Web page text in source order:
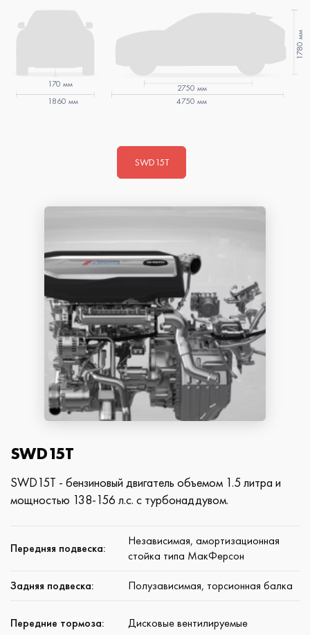
170 мм
1860 мм
2750 мм
4750 мм
1780 мм
SWD15T
SWD15T
SWD15T - бензиновый двигатель объемом 1.5 литра и
мощностью 138-156 л.с. с турбонаддувом.
Передняя подвеска:
Независимая, амортизационная
стойка типа МакФерсон
Задняя подвеска: Полузависимая, торсионная балка
Передние тормоза: Дисковые вентилируемые